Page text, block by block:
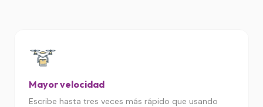
Mayor velocidad
Escribe hasta tres veces más rápido que usando